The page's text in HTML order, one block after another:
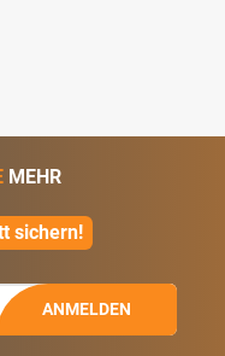
MEHR
sichern!
ANMELDEN